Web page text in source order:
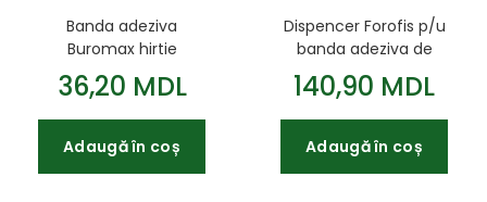
Banda adeziva
Buromax hirtie
48mmx20m
36,20 MDL
Adaugă în coș
Dispencer Forofis p/u
banda adeziva de
impachetat
140,90 MDL
Adaugă în coș